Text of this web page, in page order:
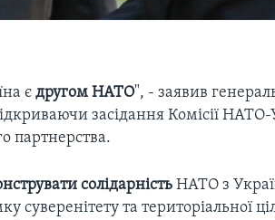
єдругом НАТО", - заявив
засідання Комісії НАТО-
партнерства.
солідарність НАТО з
суверенітету та територіальної